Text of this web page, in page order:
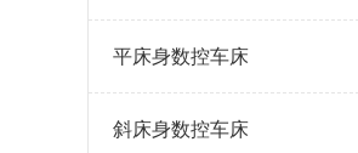
平床身数控车床
斜床身数控车床